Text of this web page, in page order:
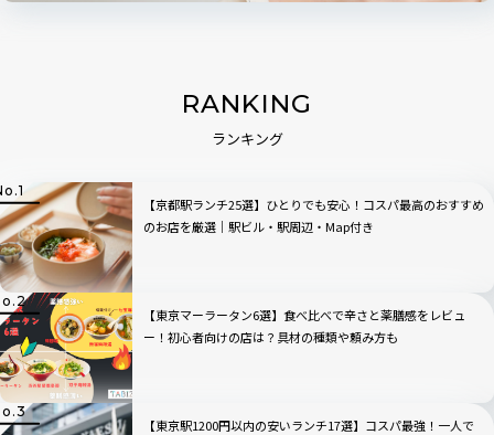
RANKING
ランキング
【京都駅ランチ25選】ひとりでも安心！コスパ最高のおすすめ
のお店を厳選｜駅ビル・駅周辺・Map付き
【東京マーラータン6選】食べ比べで辛さと薬膳感をレビュ
ー！初心者向けの店は？具材の種類や頼み方も
【東京駅1200円以内の安いランチ17選】コスパ最強！一人で